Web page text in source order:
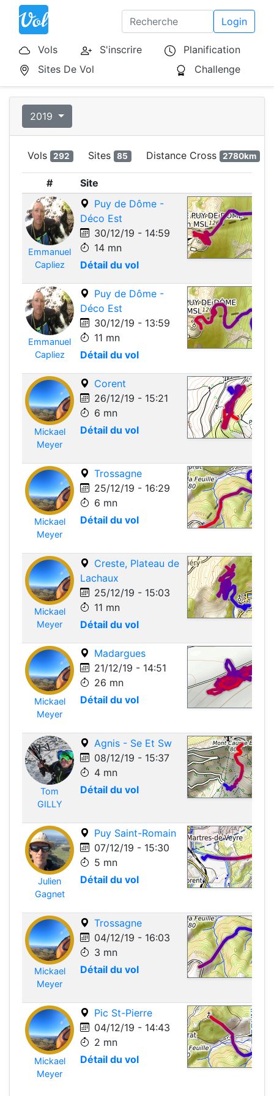
Login
Vols S'inscrire
Planification
Sites De Vol
Challenge
2019
Vols 292 Sites 85 Distance Cross 2780km
# Site
Emmanuel
Capliez
Puy de Dôme -
Déco Est
30/12/19 - 14:59
14 mn
Détail du vol
Emmanuel
Capliez
Puy de Dôme -
Déco Est
30/12/19 - 13:59
11 mn
Détail du vol
Mickael
Meyer
Corent
26/12/19 - 15:21
6 mn
Détail du vol
Mickael
Meyer
Trossagne
25/12/19 - 16:29
6 mn
Détail du vol
Mickael
Meyer
Creste, Plateau de
Lachaux
25/12/19 - 15:03
11 mn
Détail du vol
Mickael
Meyer
Madargues
21/12/19 - 14:51
26 mn
Détail du vol
Tom
GILLY
Agnis - Se Et Sw
08/12/19 - 15:37
4 mn
Détail du vol
Julien
Gagnet
Puy Saint-Romain
07/12/19 - 15:30
5 mn
Détail du vol
Mickael
Meyer
Trossagne
04/12/19 - 16:03
3 mn
Détail du vol
Mickael
Meyer
Pic St-Pierre
04/12/19 - 14:43
2 mn
Détail du vol